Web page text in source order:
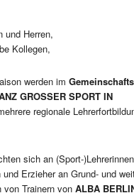
und Herren,
Kollegen,
werden im
GROSSER SPORT IN
regionale
sich an (Sport-
Erzieher an Grund- und
von Trainern vonALBA